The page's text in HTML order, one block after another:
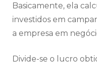
Basicamente, ela
investidos em
a empresa em
Divide-se o lucro